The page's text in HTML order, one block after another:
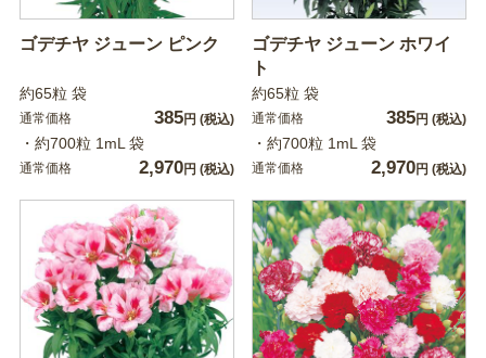
ゴデチヤ ジューン ピンク
約65粒 袋
通常価格 385円 (税込)
・約700粒 1mL 袋
通常価格 2,970円 (税込)
ゴデチヤ ジューン ホワイ
ト
約65粒 袋
通常価格 385円 (税込)
・約700粒 1mL 袋
通常価格 2,970円 (税込)